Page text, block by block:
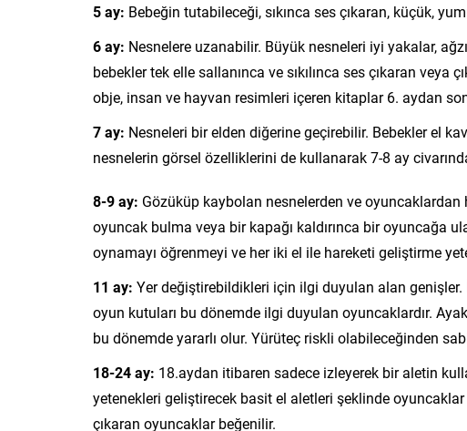
5 ay: Bebeğin tutabileceği, sıkınca ses çıkaran, küçük,
6 ay: Nesnelere uzanabilir. Büyük nesneleri iyi yakalar,
bebekler tek elle sallanınca ve sıkılınca ses çıkaran veya
obje, insan ve hayvan resimleri içeren kitaplar 6. aydan
7 ay: Nesneleri bir elden diğerine geçirebilir. Bebekler el
nesnelerin görsel özelliklerini de kullanarak 7-8 ay
8-9 ay: Gözüküp kaybolan nesnelerden ve oyuncaklardan
oyuncak bulma veya bir kapağı kaldırınca bir oyuncağa
oynamayı öğrenmeyi ve her iki el ile hareketi geliştirme
11 ay: Yer değiştirebildikleri için ilgi duyulan alan
oyun kutuları bu dönemde ilgi duyulan oyuncaklardır.
bu dönemde yararlı olur. Yürüteç riskli olabileceğinden
18-24 ay: 18.aydan itibaren sadece izleyerek bir aletin
yetenekleri geliştirecek basit el aletleri şeklinde
çıkaran oyuncaklar beğenilir.